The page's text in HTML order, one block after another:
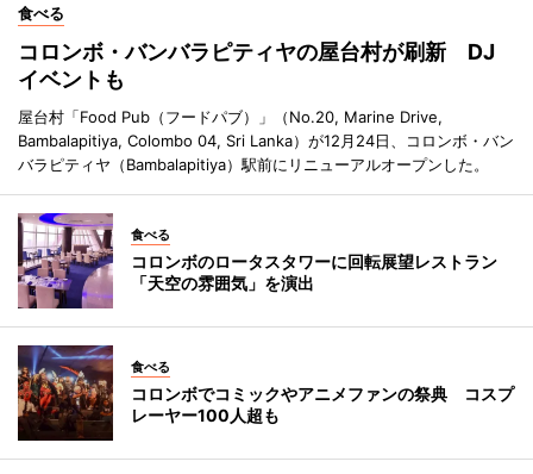
食べる
コロンボ・バンバラピティヤの屋台村が刷新 DJ
イベントも
屋台村「Food Pub（フードパブ）」（No.20, Marine Drive,
Bambalapitiya, Colombo 04, Sri Lanka）が12月24日、コロンボ・バン
バラピティヤ（Bambalapitiya）駅前にリニューアルオープンした。
食べる
コロンボのロータスタワーに回転展望レストラン
「天空の雰囲気」を演出
食べる
コロンボでコミックやアニメファンの祭典 コスプ
レーヤー100人超も